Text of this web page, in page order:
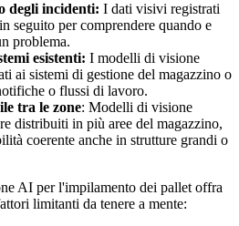
degli incidenti: I dati visivi registrati
seguito per comprendere quando e
problema.
esistenti: I modelli di visione
ai sistemi di gestione del magazzino o
o flussi di lavoro.
tra le zone: Modelli di visione
distribuiti in più aree del magazzino,
coerente anche in strutture grandi o
AI per l'impilamento dei pallet offra
limitanti da tenere a mente: